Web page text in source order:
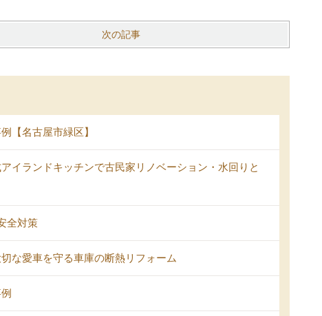
次の記事
【名古屋市緑区】
イランドキッチンで古民家リノベーション・水回りと
全対策
な愛車を守る車庫の断熱リフォーム